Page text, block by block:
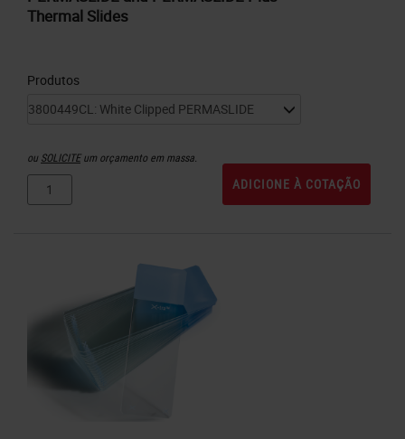
Thermal Slides
Produtos
ou SOLICITEum orçamento em massa.
ADICIONE À COTAÇÃO